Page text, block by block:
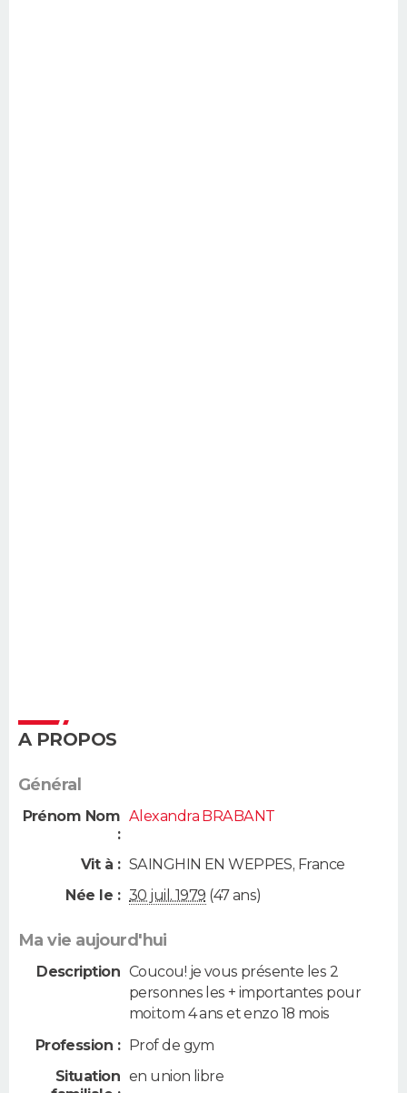
A PROPOS
Général
Prénom Nom
:
Alexandra BRABANT
Vit à : SAINGHIN EN WEPPES, France
Née le : 30 juil. 1979 (47 ans)
Ma vie aujourd'hui
Description Coucou! je vous présente les 2
personnes les + importantes pour
moi:tom 4 ans et enzo 18 mois
Profession : Prof de gym
Situation en union libre